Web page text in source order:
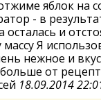
яблок на
- в
осталась и
массу Я
нежное и
от
18.09.2014